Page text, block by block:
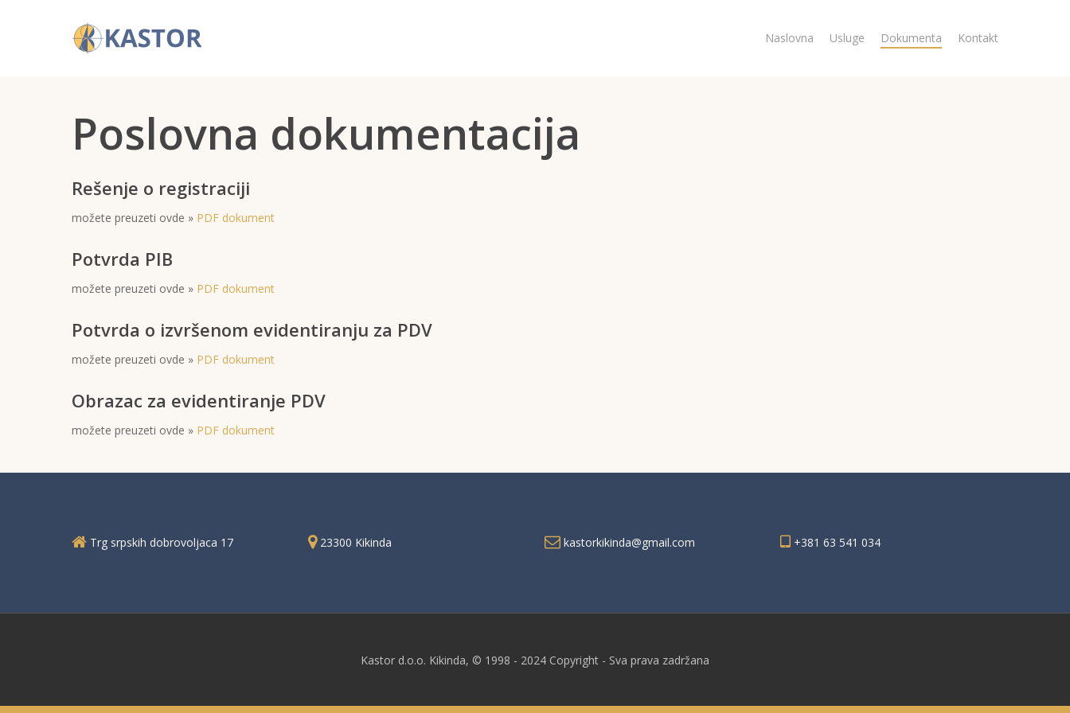
Naslovna Usluge Dokumenta Kontakt
Poslovna dokumentacija
Rešenje o registraciji
možete preuzeti ovde » PDF dokument
Potvrda PIB
možete preuzeti ovde » PDF dokument
Potvrda o izvršenom evidentiranju za PDV
možete preuzeti ovde » PDF dokument
Obrazac za evidentiranje PDV
možete preuzeti ovde » PDF dokument
Trg srpskih dobrovoljaca 17 23300 Kikinda kastorkikinda@gmail.com +381 63 541 034
Kastor d.o.o. Kikinda, © 1998 - 2024 Copyright - Sva prava zadržana